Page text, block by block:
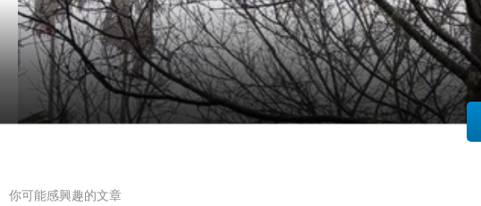
你可能感興趣的文章